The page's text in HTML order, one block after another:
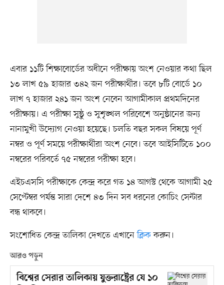
এবার ১১টি শিক্ষাবোর্ডের অধীনে পরীক্ষায় অংশ নেওয়ার কথা ছিল
১৩ লাখ ৫৯ হাজার ৩৪২ জন পরীক্ষার্থীর। তবে ৮টি বোর্ডে ১০
লাখ ৭ হাজার ২৪১ জন অংশ নেবেন আগামীকাল প্রথমদিনের
পরীক্ষায়। এ পরীক্ষা সুষ্ঠু ও সুশৃঙ্খল পরিবেশে অনুষ্ঠানের জন্য
নানামুখী উদ্যোগ নেওয়া হয়েছে। চলতি বছর সকল বিষয়ে পূর্ণ
নম্বর ও পূর্ণ সময়ে পরীক্ষার্থীরা অংশ নেবে। তবে আইসিটিতে ১০০
নম্বরের পরিবর্তে ৭৫ নম্বরের পরীক্ষা হবে।
এইচএসসি পরীক্ষাকে কেন্দ্র করে গত ১৪ আগস্ট থেকে আগামী ২৫
সেপ্টেম্বর পর্যন্ত সারা দেশে ৪৩ দিন সব ধরনের কোচিং সেন্টার
বন্ধ থাকবে।
সংশোধিত কেন্দ্র তালিকা দেখতে এখানেক্লিককরুন।
আরও পড়ুন
বিশ্বের সেরার তালিকায় যুক্তরাষ্ট্রের যে ১০